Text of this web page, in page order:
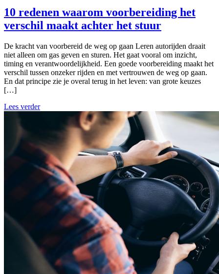
10 redenen waarom voorbereiding het
verschil maakt achter het stuur
De kracht van voorbereid de weg op gaan Leren autorijden draait
niet alleen om gas geven en sturen. Het gaat vooral om inzicht,
timing en verantwoordelijkheid. Een goede voorbereiding maakt het
verschil tussen onzeker rijden en met vertrouwen de weg op gaan.
En dat principe zie je overal terug in het leven: van grote keuzes
[…]
Lees verder